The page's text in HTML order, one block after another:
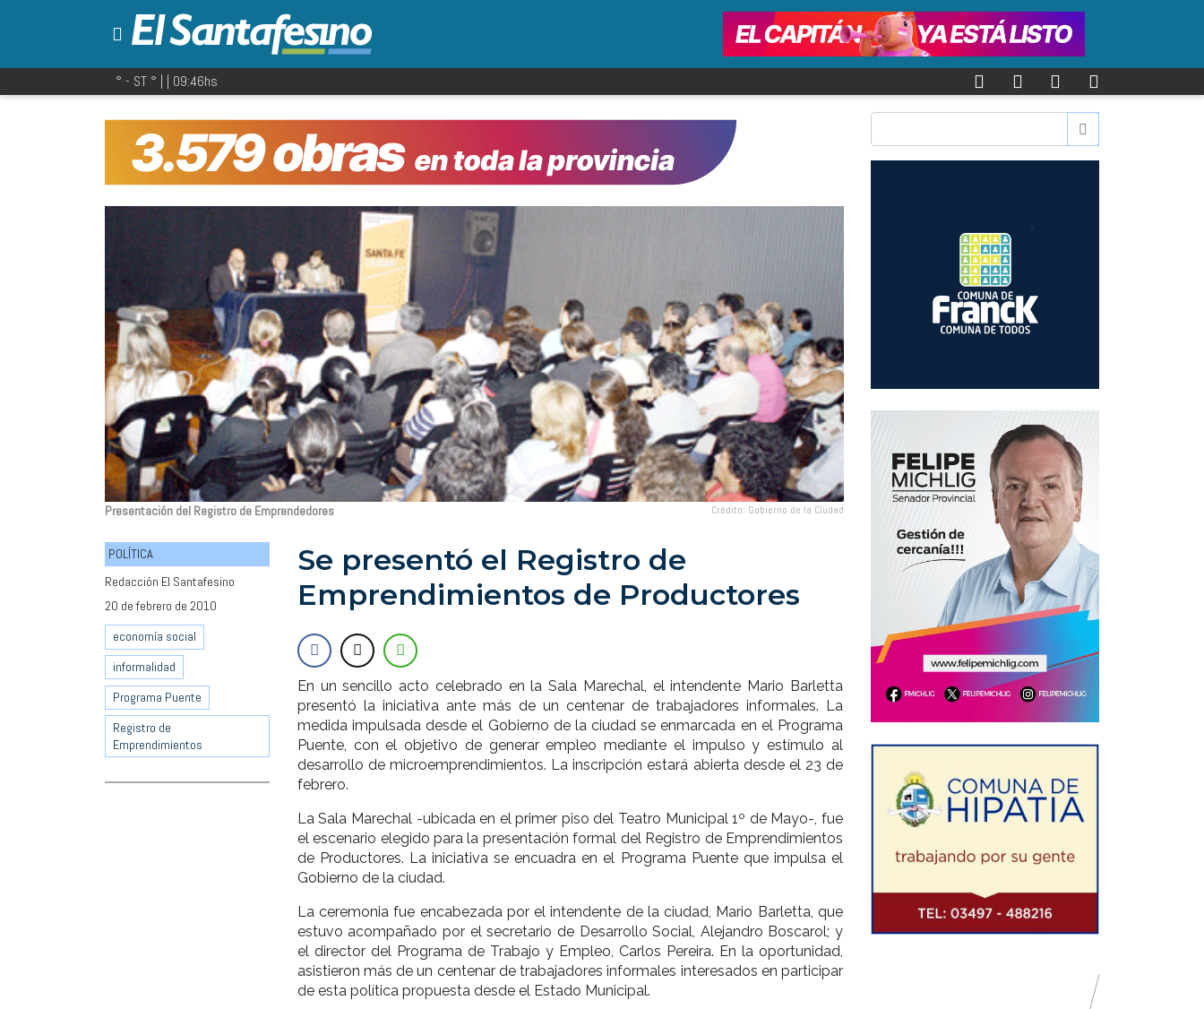
° - ST ° | | 09:46hs
Presentación del Registro de Emprendedores Crédito: Gobierno de la Ciudad
POLÍTICA
Redacción El Santafesino
20 de febrero de 2010
economía social
informalidad
Programa Puente
Registro de
Emprendimientos
Se presentó el Registro de
Emprendimientos de Productores
En un sencillo acto celebrado en la Sala Marechal, el intendente Mario Barletta
presentó la iniciativa ante más de un centenar de trabajadores informales. La
medida impulsada desde el Gobierno de la ciudad se enmarcada en el Programa
Puente, con el objetivo de generar empleo mediante el impulso y estímulo al
desarrollo de microemprendimientos. La inscripción estará abierta desde el 23 de
febrero.
La Sala Marechal -ubicada en el primer piso del Teatro Municipal 1º de Mayo-, fue
el escenario elegido para la presentación formal del Registro de Emprendimientos
de Productores. La iniciativa se encuadra en el Programa Puente que impulsa el
Gobierno de la ciudad.
La ceremonia fue encabezada por el intendente de la ciudad, Mario Barletta, que
estuvo acompañado por el secretario de Desarrollo Social, Alejandro Boscarol; y
el director del Programa de Trabajo y Empleo, Carlos Pereira. En la oportunidad,
asistieron más de un centenar de trabajadores informales interesados en participar
de esta política propuesta desde el Estado Municipal.